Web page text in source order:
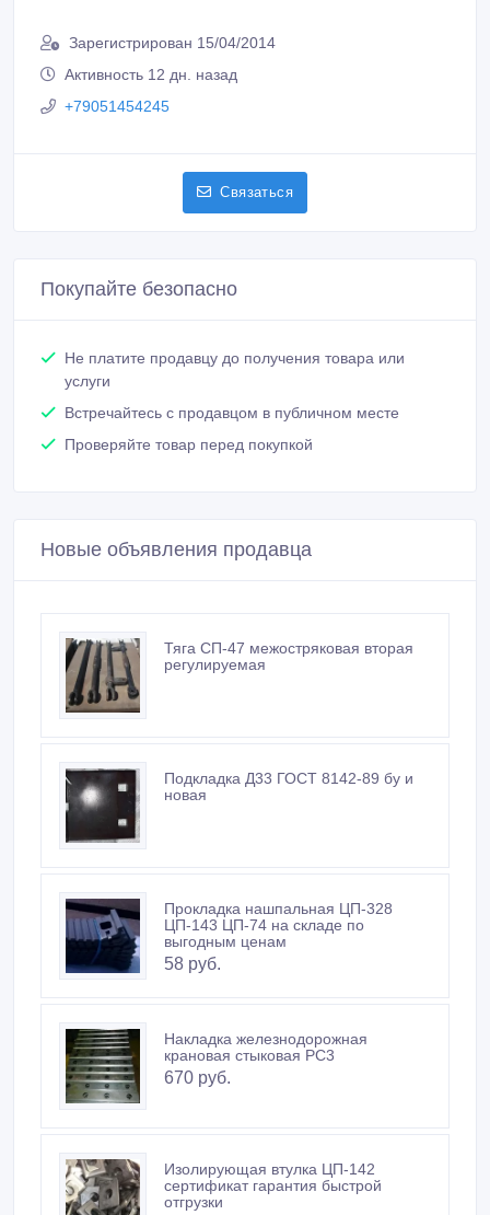
Зарегистрирован 15/04/2014
Активность 12 дн. назад
+79051454245
Связаться
Покупайте безопасно
Не платите продавцу до получения товара или
услуги
Встречайтесь с продавцом в публичном месте
Проверяйте товар перед покупкой
Новые объявления продавца
Тяга СП-47 межостряковая вторая
регулируемая
Подкладка Д33 ГОСТ 8142-89 бу и
новая
Прокладка нашпальная ЦП-328
ЦП-143 ЦП-74 на складе по
выгодным ценам
58 руб.
Накладка железнодорожная
крановая стыковая РС3
670 руб.
Изолирующая втулка ЦП-142
сертификат гарантия быстрой
отгрузки